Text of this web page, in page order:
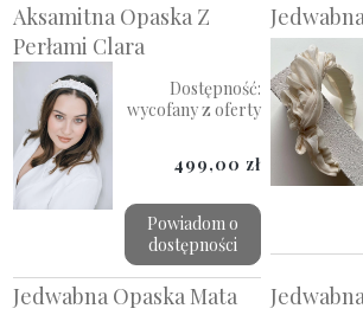
Aksamitna Opaska Z
Perłami Clara
Dostępność:
wycofany z oferty
499,00 zł
Powiadom o
dostępności
Jedwabna Opaska Mata